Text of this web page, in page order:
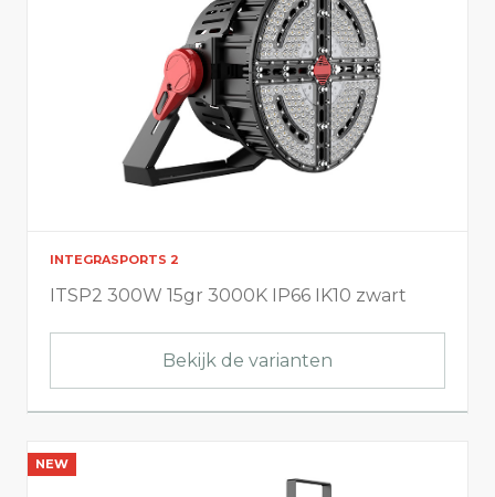
INTEGRASPORTS 2
ITSP2 300W 15gr 3000K IP66 IK10 zwart
Bekijk de varianten
NEW